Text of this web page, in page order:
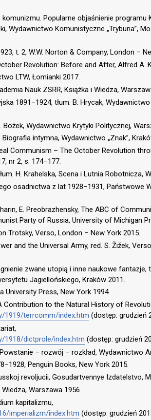
komunizmu. Popularne objaśnienie
Wydawnictwo Komunistyczne „Trybuna”,
t. 2, W.W. Norton & Company, London –
Revolution: Before and After, Alfred A.
LTW, Łomianki 2017.
Nauk ZSRR, Książka i Wiedza,
1891–1924, tłum. B. Hrycak,
Wydawnictwo Krytyki Politycznej,
intymna, Wydawnictwo „Znak”,
Communism – The October Revolution
nr 2, s. 174–177.
H. Krahelska, Scena i Lutnia Robotnicza,
osadnictwa z lat 1928–1931, Państwowe
E. Preobrazhensky, The ABC of
Party of Russia, University of Michigan
Trotsky, Verso, London – New York 2015.
and the Universal Army, red. S. Žižek,
zwane utopią i inne naukowe fantazje,
Jagiellońskiego, Kraków 2011.
University Press, New York 1994.
Contribution to the Natural History of
1919/terrcomm/index.htm (dostęp: grudzień
1918/dictprole/index.htm (dostęp: grudzień
– rozwój – rozkład, Wydawnictwo
Penguin Books, New York 2015.
revoljucii, Gosudartvennye Izdatelstvo,
Wiedza, Warszawa 1956.
kapitalizmu,
imperializm/index.htm (dostęp: grudzień